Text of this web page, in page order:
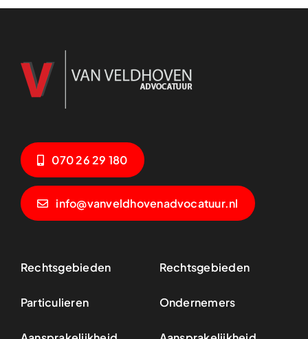
070 26 29 180
info@vanveldhovenadvocatuur.nl
Rechtsgebieden
Particulieren
Rechtsgebieden
Ondernemers